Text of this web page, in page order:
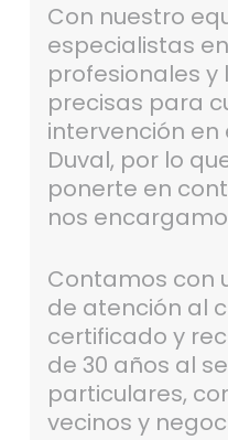
Con nuestro
especialistas
profesionales y
precisas para
intervención en
Duval, por lo
ponerte en
nos
Contamos con
de atención al
certificado y
de 30 años al
particulares,
vecinos y